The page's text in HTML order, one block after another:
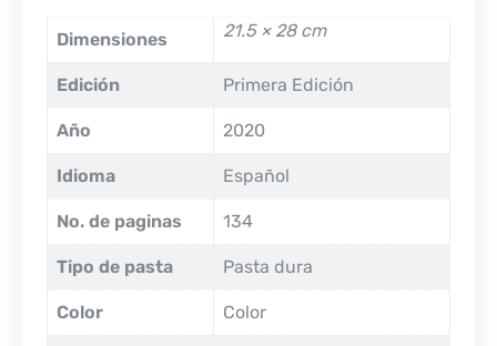
Dimensiones 21.5 × 28 cm
Edición Primera Edición
Año 2020
Idioma Español
No. de paginas 134
Tipo de pasta Pasta dura
Color Color